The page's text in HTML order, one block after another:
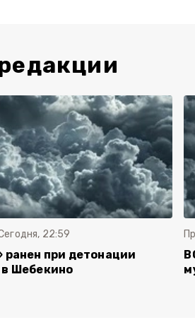
22:59
ранен при детонации
Шебекино